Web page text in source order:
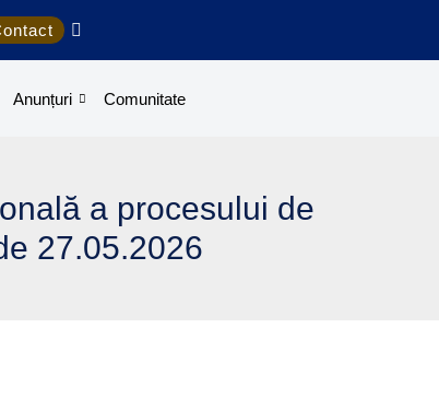
Anunțuri Comunitate
a procesului de
27.05.2026